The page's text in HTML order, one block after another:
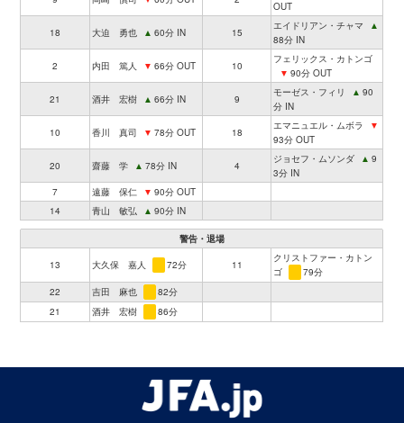
OUT
18 大迫 勇也 ▲ 60分 IN 15
エイドリアン・チャマ
▲
88分 IN
2 内田 篤人 ▼ 66分 OUT 10
フェリックス・カトンゴ
▼ 90分 OUT
21 酒井 宏樹 ▲ 66分 IN 9
モーゼス・フィリ ▲ 90
分 IN
10 香川 真司 ▼ 78分 OUT 18
エマニュエル・ムボラ
▼
93分 OUT
20 齋藤 学 ▲ 78分 IN 4
ジョセフ・ムソンダ ▲ 9
3分 IN
7
遠藤 保仁 ▼ 90分 OUT
14
青山 敏弘 ▲ 90分 IN
警告・退場
13 大久保 嘉人 72分 11
クリストファー・カトン
ゴ
79分
22
吉田 麻也
82分
21
酒井 宏樹 86分